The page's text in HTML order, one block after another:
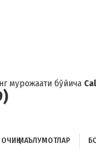
мурожаати бўйича
ОЧИҚ МАЪЛУМОТЛАР